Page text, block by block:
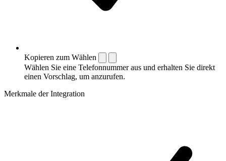
Kopieren zum Wählen
Wählen Sie eine Telefonnummer aus und erhalten Sie direkt
einen Vorschlag, um anzurufen.
Merkmale der Integration